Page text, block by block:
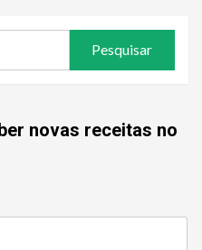
novas receitas no